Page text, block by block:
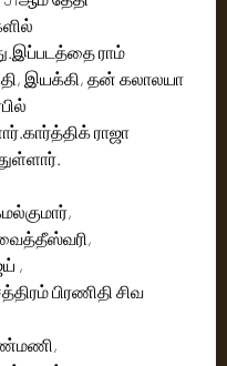
ராம்
இயக்கி, தன் கலாலயா
ராஜா
,
பிரணிதி சிவ